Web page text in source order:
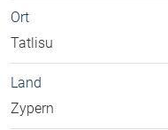
Ort
Tatlisu
Land
Zypern